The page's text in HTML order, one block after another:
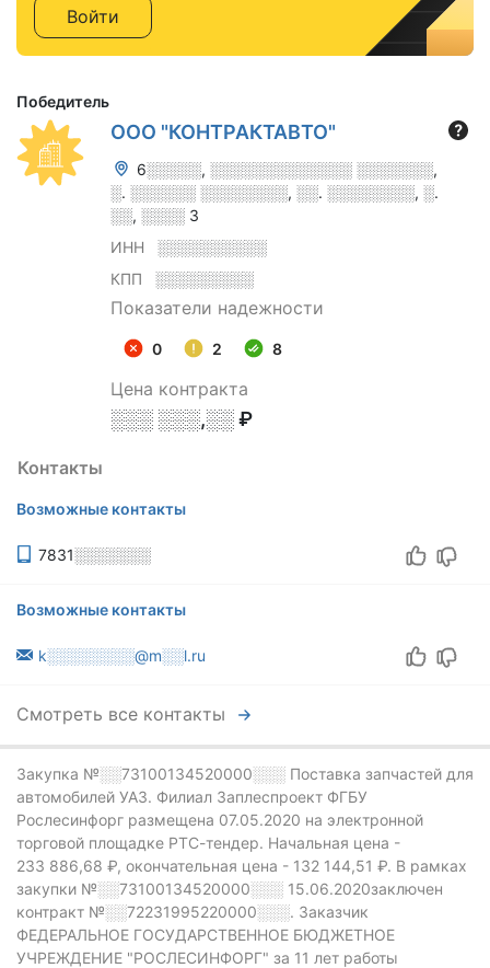
Войти
Победитель
ООО "КОНТРАКТАВТО"
6░░░░░, ░░░░░░░░░░░░░ ░░░░░░░,
░. ░░░░░░ ░░░░░░░░, ░░. ░░░░░░░░, ░.
░░, ░░░░ 3
ИНН
░░░░░░░░░░
КПП
░░░░░░░░░
Показатели надежности
0 2 8
Цена контракта
░░░ ░░░,░░ ₽
Контакты
Возможные контакты
7831░░░░░░░
Возможные контакты
k░░░░░░░░@m░░l.ru
Смотреть все контакты
Закупка №░░73100134520000░░░ Поставка запчастей для
автомобилей УАЗ. Филиал Заплеспроект ФГБУ
Рослесинфорг размещена 07.05.2020 на электронной
торговой площадке РТС-тендер. Начальная цена -
233 886,68 ₽, окончательная цена - 132 144,51 ₽. В рамках
закупки №░░73100134520000░░░ 15.06.2020заключен
контракт №░░72231995220000░░░. Заказчик
ФЕДЕРАЛЬНОЕ ГОСУДАРСТВЕННОЕ БЮДЖЕТНОЕ
УЧРЕЖДЕНИЕ "РОСЛЕСИНФОРГ" за 11 лет работы